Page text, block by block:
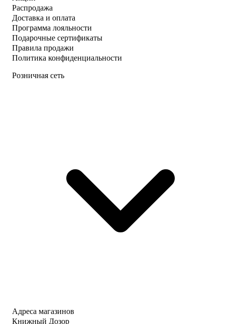
Распродажа
Доставка и оплата
Программа лояльности
Подарочные сертификаты
Правила продажи
Политика конфиденциальности
Розничная сеть
Адреса магазинов
Книжный Дозор